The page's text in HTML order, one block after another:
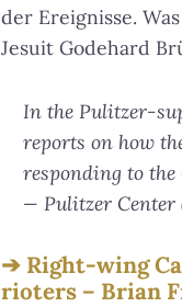
der Ereignisse.
Jesuit Godehard
In the Pulitzer-
reports on how
responding to
— Pulitzer Center
Right-wing
rioters – Brian